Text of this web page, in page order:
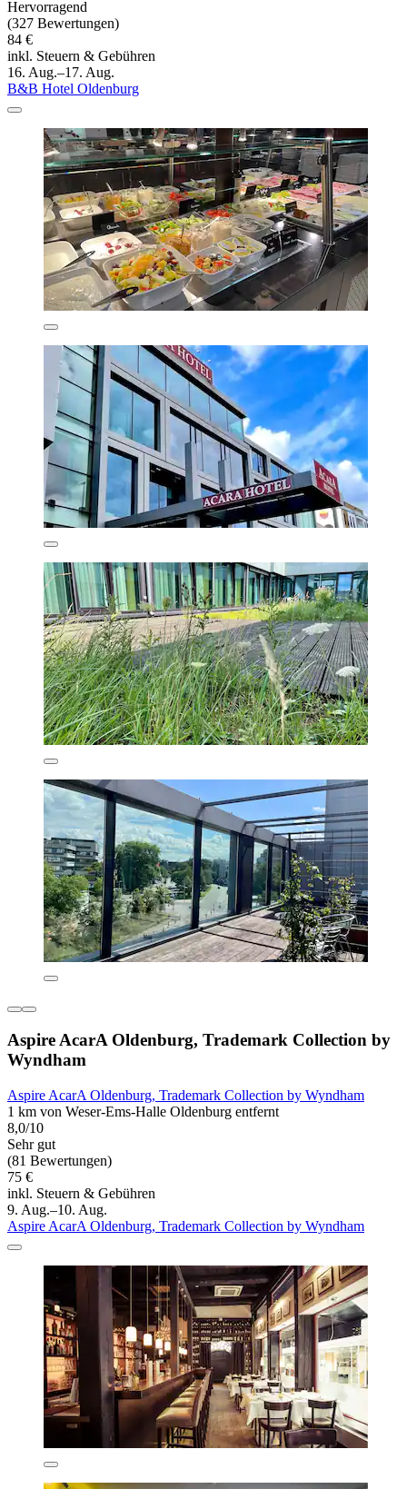
Hervorragend
(327 Bewertungen)
84 €
inkl. Steuern & Gebühren
16. Aug.–17. Aug.
B&B Hotel Oldenburg
Aspire AcarA Oldenburg, Trademark Collection by
Wyndham
Aspire AcarA Oldenburg, Trademark Collection by Wyndham
1 km von Weser-Ems-Halle Oldenburg entfernt
8,0/10
Sehr gut
(81 Bewertungen)
75 €
inkl. Steuern & Gebühren
9. Aug.–10. Aug.
Aspire AcarA Oldenburg, Trademark Collection by Wyndham